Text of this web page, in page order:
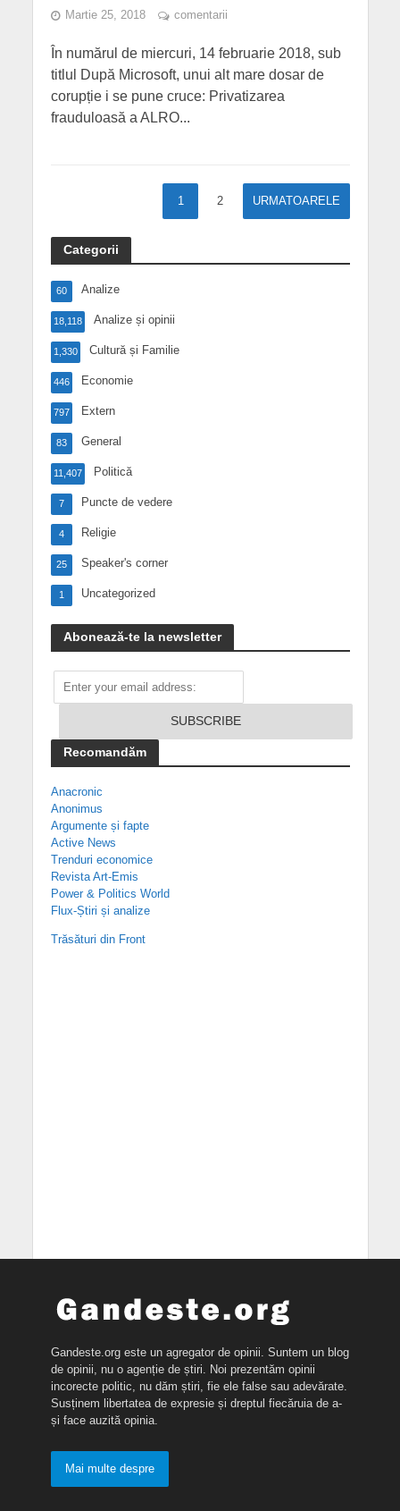
Martie 25, 2018 comentarii
În numărul de miercuri, 14 februarie 2018, sub
titlul După Microsoft, unui alt mare dosar de
corupție i se pune cruce: Privatizarea
frauduloasă a ALRO...
1 2 URMATOARELE
Categorii
Analize
60
Analize și opinii
18,118
Cultură și Familie
1,330
Economie
446
Extern
797
General
83
Politică
11,407
Puncte de vedere
7
Religie
4
Speaker's corner
25
Uncategorized
1
Abonează-te la newsletter
Recomandăm
Anacronic
Anonimus
Argumente și fapte
Active News
Trenduri economice
Revista Art-Emis
Power & Politics World
Flux-Știri și analize
Trăsături din Front
Gandeste.org este un agregator de opinii. Suntem un blog
de opinii, nu o agenție de știri. Noi prezentăm opinii
incorecte politic, nu dăm știri, fie ele false sau adevărate.
Susținem libertatea de expresie și dreptul fiecăruia de a-
și face auzită opinia.
Mai multe despre